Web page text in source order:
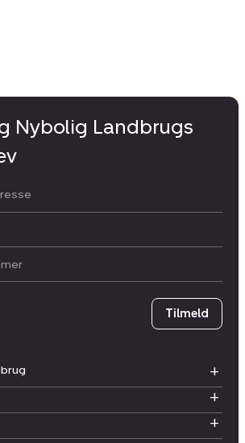
Nybolig Landbrugs
Tilmeld